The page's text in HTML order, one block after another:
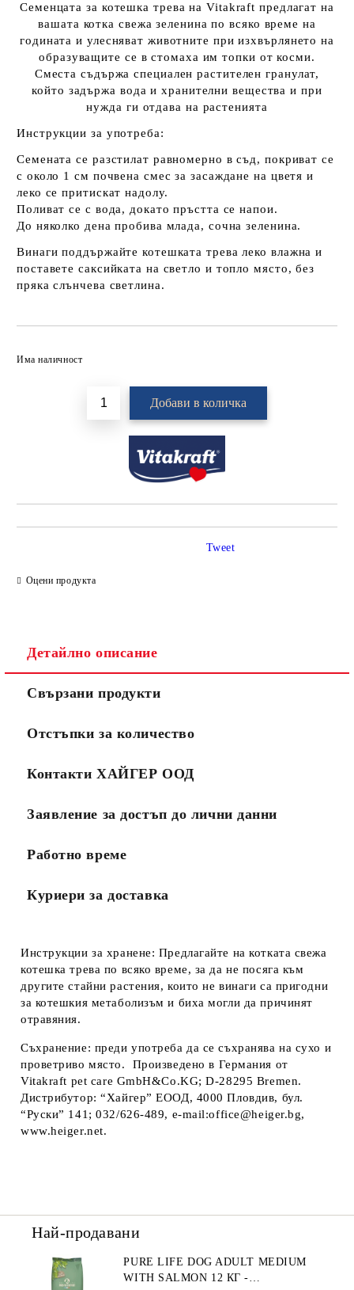
Семенцата за котешка трева на Vitakraftпредлагат на
вашата котка свежа зеленина по всяко време на
годината и улесняват животните при изхвърлянето на
образуващите се в стомаха им топки от косми.
Сместа съдържа специален растителен гранулат,
който задържа вода и хранителни вещества и при
нужда ги отдава на растенията
Инструкции за употреба:
Семената се разстилат равномерно в съд, покриват се
с около 1 см почвена смес за засаждане на цветя и
леко се притискат надолу.
Поливат се с вода, докато пръстта се напои.
До няколко дена пробива млада, сочна зеленина.
Винаги поддържайте котешката трева леко влажна и
поставете саксийката на светло и топло място, без
пряка слънчева светлина.
Има наличност
Оцени продукта
Tweet
Детайлно описание
Свързани продукти
Отстъпки за количество
Контакти ХАЙГЕР ООД
Заявление за достъп до лични данни
Работно време
Куриери за доставка
Инструкции за хранене: Предлагайте на котката свежа
котешка трева по всяко време, за да не посяга към
другите стайни растения, които не винаги са пригодни
за котешкия метаболизъм и биха могли да причинят
отравяния.
Съхранение: преди употреба да се съхранява на сухо и
проветриво място. Произвeденов Германия от
Vitakraft pet care GmbH&Co.KG; D-28295 Bremen.
Дистрибутор: “Хайгер” ЕООД, 4000 Пловдив, бул.
“Руски” 141; 032/626-489, e-mail:office@heiger.bg,
www.heiger.net.
Най-продавани
PURE LIFE DOG ADULT MEDIUM
WITH SALMON 12 КГ -